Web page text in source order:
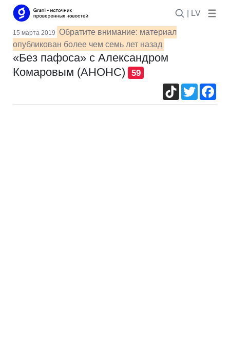
| LV
15 марта 2019 Обратите внимание: материал
опубликован более чем семь лет назад
«Без пафоса» с Александром
Комаровым (АНОНС)
59
TikTokTwitter